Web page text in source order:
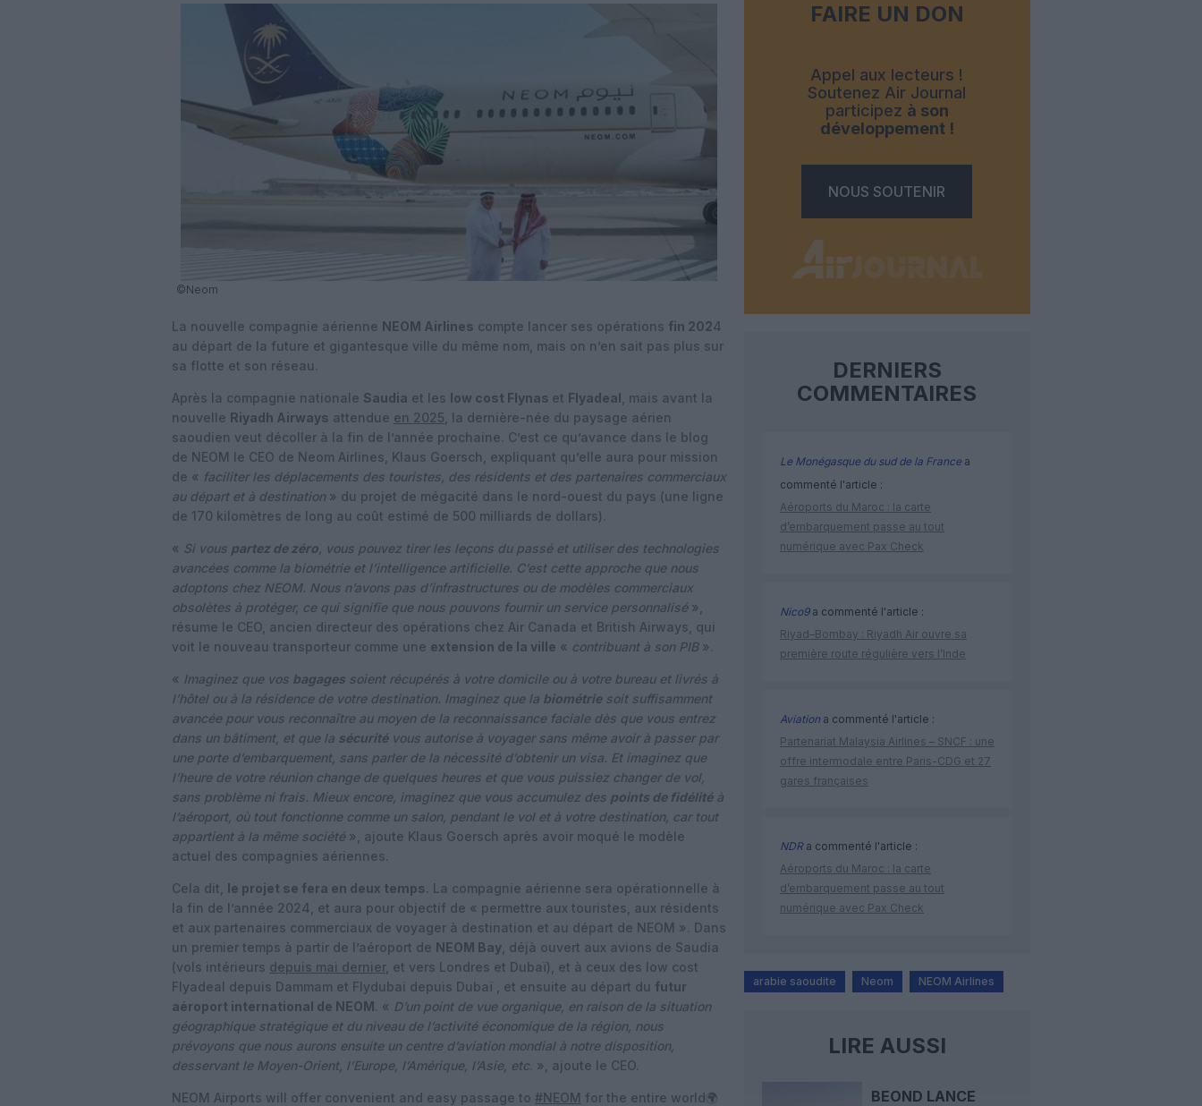
©Neom
La nouvelle compagnie aérienne NEOM Airlines compte lancer ses opérations fin 2024
au départ de la future et gigantesque ville du même nom, mais on n’en sait pas plus sur
sa flotte et son réseau.
Après la compagnie nationale Saudia et les low cost Flynas et Flyadeal , mais avant la
nouvelle Riyadh Airways attendue en 2025 , la dernière-née du paysage aérien
saoudien veut décoller à la fin de l’année prochaine. C’est ce qu’avance dans le blog
de NEOM le CEO de Neom Airlines, Klaus Goersch, expliquant qu’elle aura pour mission
de « faciliter les déplacements des touristes, des résidents et des partenaires commerciaux
au départ et à destination » du projet de mégacité dans le nord-ouest du pays (une ligne
de 170 kilomètres de long au coût estimé de 500 milliards de dollars).
« Si vous partez de zéro , vous pouvez tirer les leçons du passé et utiliser des technologies
avancées comme la biométrie et l’intelligence artificielle. C’est cette approche que nous
adoptons chez NEOM. Nous n’avons pas d’infrastructures ou de modèles commerciaux
obsolètes à protéger, ce qui signifie que nous pouvons fournir un service personnalisé »,
résume le CEO, ancien directeur des opérations chez Air Canada et British Airways, qui
voit le nouveau transporteur comme une extension de la ville « contribuant à son PIB».
« Imaginez que vos bagages soient récupérés à votre domicile ou à votre bureau et livrés à
l’hôtel ou à la résidence de votre destination. Imaginez que la biométriesoit suffisamment
avancée pour vous reconnaître au moyen de la reconnaissance faciale dès que vous entrez
dans un bâtiment, et que la sécuritévous autorise à voyager sans même avoir à passer par
une porte d’embarquement, sans parler de la nécessité d’obtenir un visa. Et imaginez que
l’heure de votre réunion change de quelques heures et que vous puissiez changer de vol,
sans problème ni frais. Mieux encore, imaginez que vous accumulez des points de fidélitéà
l’aéroport, où tout fonctionne comme un salon, pendant le vol et à votre destination, car tout
appartient à la même société », ajoute Klaus Goersch après avoir moqué le modèle
actuel des compagnies aériennes.
Cela dit, le projet se fera en deux temps. La compagnie aérienne sera opérationnelle à
la fin de l’année 2024, et aura pour objectif de « permettre aux touristes, aux résidents
et aux partenaires commerciaux de voyager à destination et au départ de NEOM ». Dans
un premier temps à partir de l’aéroport de NEOM Bay , déjà ouvert aux avions de Saudia
(vols intérieurs depuis mai dernier, et vers Londres et Dubaï), et à ceux des low cost
Flyadeal depuis Dammam et Flydubai depuis Dubaï , et ensuite au départ du futur
aéroport international de NEOM. « D’un point de vue organique, en raison de la situation
géographique stratégique et du niveau de l’activité économique de la région, nous
prévoyons que nous aurons ensuite un centre d’aviation mondial à notre disposition,
desservant le Moyen-Orient, l’Europe, l’Amérique, l’Asie, etc. », ajoute le CEO.
NEOM Airports will offer convenient and easy passage to #NEOM for the entire world🌍
FAIRE UN DON
Appel aux lecteurs !
Soutenez Air Journal
participez à son
développement !
NOUS SOUTENIR
DERNIERS
COMMENTAIRES
Le Monégasque du sud de la Francea
commenté l'article :
Aéroports du Maroc : la carte
d’embarquement passe au tout
numérique avec Pax Check
Nico9a commenté l'article :
Riyad–Bombay : Riyadh Air ouvre sa
première route régulière vers l’Inde
Aviation a commenté l'article :
Partenariat Malaysia Airlines – SNCF : une
offre intermodale entre Paris-CDG et 27
gares françaises
NDRa commenté l'article :
Aéroports du Maroc : la carte
d’embarquement passe au tout
numérique avec Pax Check
arabie saoudite Neom NEOM Airlines
LIRE AUSSI
BEOND LANCE